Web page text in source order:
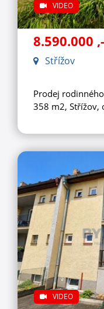
VIDEO
8.590.000 ,-
Střížov
Prodej
358 m2, Střížov,
VIDEO